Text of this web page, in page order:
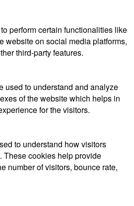
perform certain functionalities like
website on social media platforms,
third-party features.
used to understand and analyze
of the website which helps in
for the visitors.
to understand how visitors
These cookies help provide
number of visitors, bounce rate,